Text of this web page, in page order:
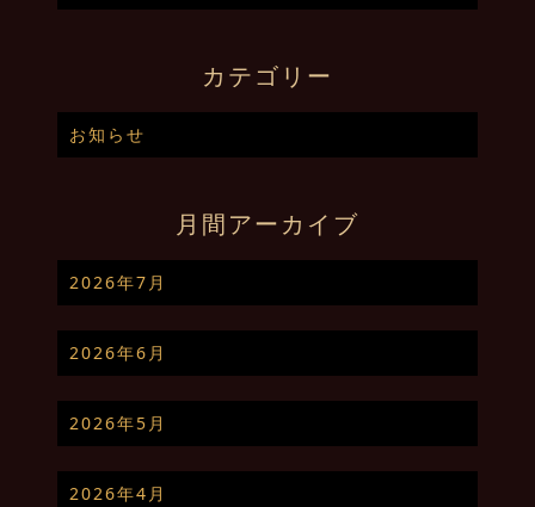
カテゴリー
お知らせ
月間アーカイブ
2026年7月
2026年6月
2026年5月
2026年4月